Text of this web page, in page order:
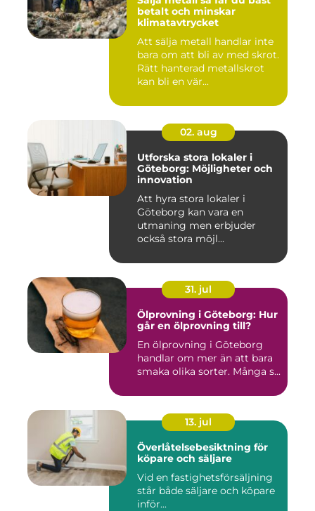
betalt och minskar
klimatavtrycket
Att sälja metall handlar inte
bara om att bli av med skrot.
Rätt hanterad metallskrot
kan bli en vär...
02. aug
Utforska stora lokaler i
Göteborg: Möjligheter och
innovation
Att hyra stora lokaler i
Göteborg kan vara en
utmaning men erbjuder
också stora möjl...
31. jul
Ölprovning i Göteborg: Hur
går en ölprovning till?
En ölprovning i Göteborg
handlar om mer än att bara
smaka olika sorter. Många s...
13. jul
Överlåtelsebesiktning för
köpare och säljare
Vid en fastighetsförsäljning
står både säljare och köpare
inför...